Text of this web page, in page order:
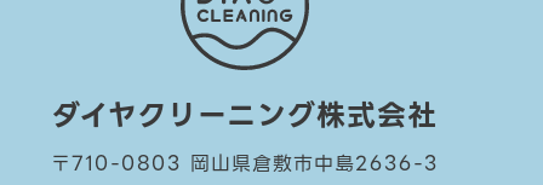
ダイヤクリーニング株式会社
〒710-0803 岡山県倉敷市中島2636-3